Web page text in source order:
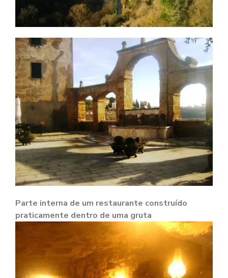
Parte interna de um restaurante construído
praticamente dentro de uma gruta